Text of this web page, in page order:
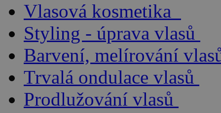
Vlasová kosmetika
Styling - úprava vlasů
Barvení, melírování
Trvalá ondulace vlasů
Prodlužování vlasů